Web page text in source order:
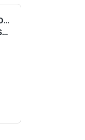
6ES7193-4DL00-0AA0
ET200L AKSESUAR